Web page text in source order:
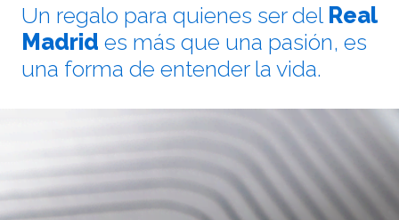
Un regalo para quienes ser del Real
Madrid es más que una pasión, es
una forma de entender la vida.